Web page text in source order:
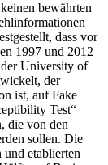
bewährten
dass vor
1997 und 2012
University of
der
ist, auf Fake
Test“
die von den
sollen. Die
und etablierten